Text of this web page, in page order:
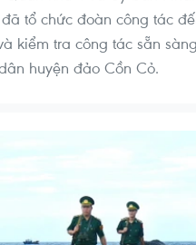
tổ chức đoàn công tác
kiểm tra công tác sẵn
huyện đảo Cồn Cỏ.